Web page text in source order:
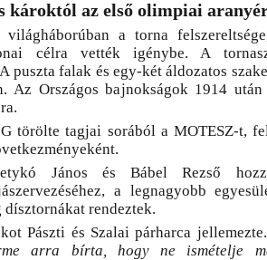
károktól az első olimpiai
a torna
célra vették igénybe. A
puszta falak és egy-két áldozatos
Az Országos bajnokságok 1914
törölte tagjai sorából a MOTESZ-t,
János és Bábel Rezső
a legnagyobb
dísztornákat rendeztek.
Pászti és Szalai párharca
arra bírta, hogy ne ismételje